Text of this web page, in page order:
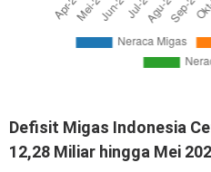
Defisit Migas Indonesia
12,28 Miliar hingga Mei